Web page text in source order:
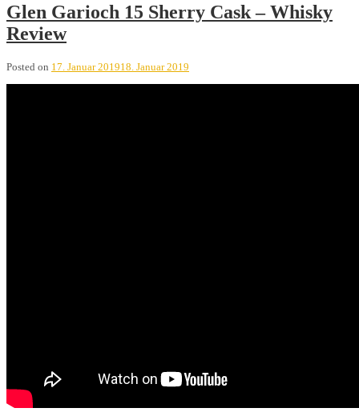
Glen Garioch 15 Sherry Cask – Whisky
Review
Posted on 17. Januar 201918. Januar 2019